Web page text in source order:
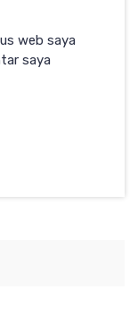
web saya
saya